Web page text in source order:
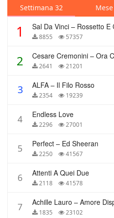
Settimana 32
1 8855 57357
2 2641 21201
3 ALFA – Il Filo Rosso
2354 19239
4 Endless Love
2296 27001
5 Perfect – Ed Sheeran
2250 41567
6 Attenti A Quei Due
2118 41578
7 1835 23102